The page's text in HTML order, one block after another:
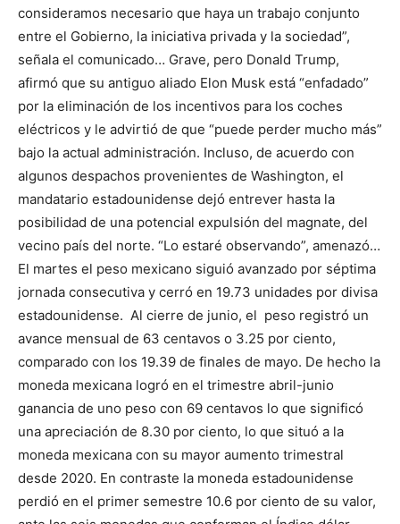
consideramos necesario que haya un trabajo conjunto
entre el Gobierno, la iniciativa privada y la sociedad”,
señala el comunicado… Grave, pero Donald Trump,
afirmó que su antiguo aliado Elon Musk está “enfadado”
por la eliminación de los incentivos para los coches
eléctricos y le advirtió de que “puede perder mucho más”
bajo la actual administración. Incluso, de acuerdo con
algunos despachos provenientes de Washington, el
mandatario estadounidense dejó entrever hasta la
posibilidad de una potencial expulsión del magnate, del
vecino país del norte. “Lo estaré observando”, amenazó…
El martes el peso mexicano siguió avanzado por séptima
jornada consecutiva y cerró en 19.73 unidades por divisa
estadounidense. Al cierre de junio, el peso registró un
avance mensual de 63 centavos o 3.25 por ciento,
comparado con los 19.39 de finales de mayo. De hecho la
moneda mexicana logró en el trimestre abril-junio
ganancia de uno peso con 69 centavos lo que significó
una apreciación de 8.30 por ciento, lo que situó a la
moneda mexicana con su mayor aumento trimestral
desde 2020. En contraste la moneda estadounidense
perdió en el primer semestre 10.6 por ciento de su valor,